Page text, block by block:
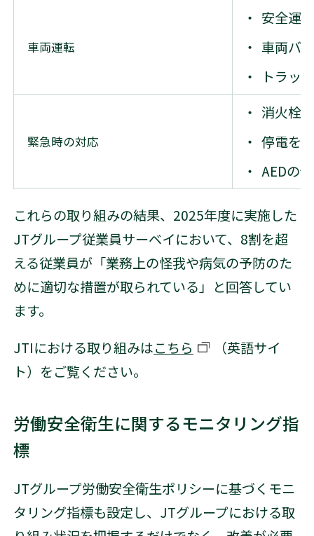
車両運転
安全運
車両バ
トラッ
緊急時の対応
消火栓
停電を
AEDの
これらの取り組みの結果、2025年度に実施した
JTグループ従業員サーベイにおいて、8割を超
える従業員が「業務上の怪我や病気の予防のた
めに適切な措置が取られている」と回答してい
ます。
JTIにおける取り組みはこちら 別窓で開く
（英語サイ
ト）をご覧ください。
労働安全衛生に関するモニタリング指
標
JTグループ労働安全衛生ポリシーに基づくモニ
タリング指標も設定し、JTグループにおける取